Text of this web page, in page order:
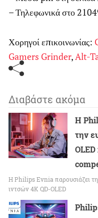
– Τηλεφωνικά στο
Χορηγοί επικοινωνίας:
Gamers Grinder,Alt-
Διαβάστε ακόμα
Η
την
Η Philips Evnia παρουσιάζει
ιντσών 4K QD-OLED